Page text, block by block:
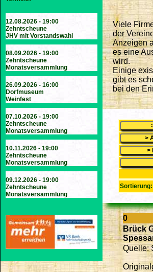
12.08.2026 - 19:00
Zehntscheune
JHV mit Vorstandswahl
08.09.2026 - 19:00
Zehntscheune
Monatsversammlung
26.09.2026 - 16:00
Dorfmuseum
Weinfest
07.10.2026 - 19:00
Zehntscheune
Monatsversammlung
10.11.2026 - 19:00
Zehntscheune
Monatsversammlung
09.12.2026 - 19:00
Zehntscheune
Monatsversammlung
Viele
der
Anzeigen
es eine
wird.
Einige
gibt es
bei den
Sortierung:
0
Brück
Quelle: